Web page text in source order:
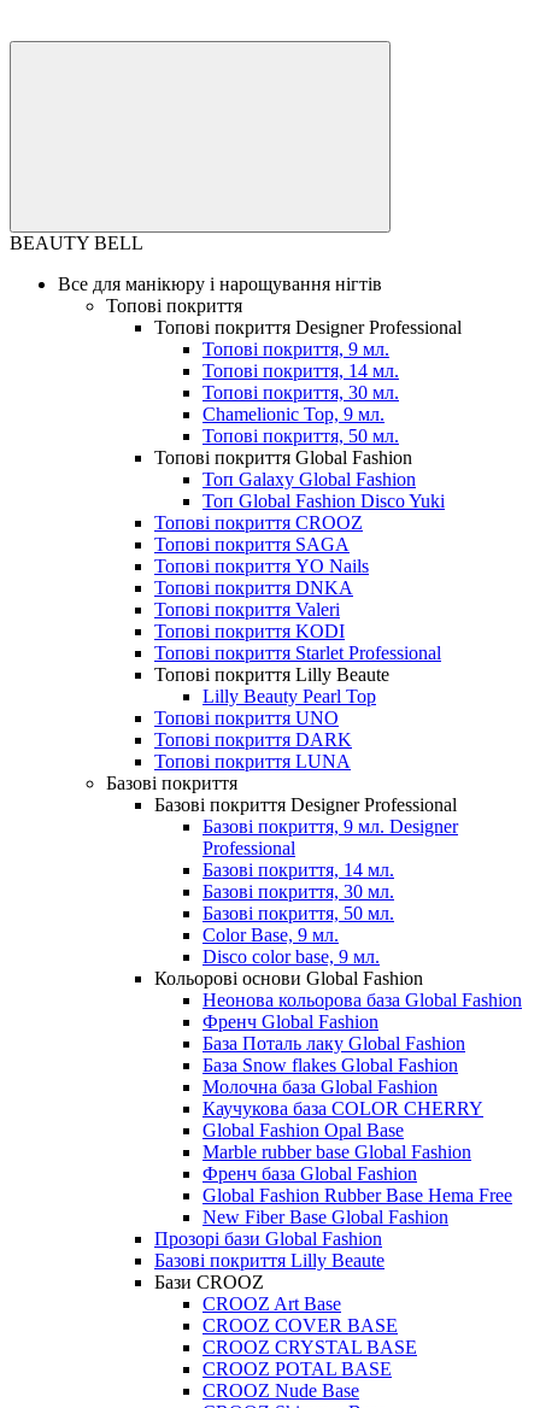
BEAUTY BELL
Все для манікюру і нарощування нігтів
Топові покриття
Топові покриття Designer Professional
Топові покриття, 9 мл.
Топові покриття, 14 мл.
Топові покриття, 30 мл.
Chamelionic Top, 9 мл.
Топові покриття, 50 мл.
Топові покриття Global Fashion
Топ Galaxy Global Fashion
Топ Global Fashion Disco Yuki
Топові покриття CROOZ
Топові покриття SAGA
Топові покриття YO Nails
Топові покриття DNKA
Топові покриття Valeri
Топові покриття KODI
Топові покриття Starlet Professional
Топові покриття Lilly Beaute
Lilly Beauty Pearl Top
Топові покриття UNO
Топові покриття DARK
Топові покриття LUNA
Базові покриття
Базові покриття Designer Professional
Базові покриття, 9 мл. Designer
Professional
Базові покриття, 14 мл.
Базові покриття, 30 мл.
Базові покриття, 50 мл.
Color Base, 9 мл.
Disco color base, 9 мл.
Кольорові основи Global Fashion
Неонова кольорова база Global Fashion
Френч Global Fashion
База Поталь лаку Global Fashion
База Snow flakes Global Fashion
Молочна база Global Fashion
Каучукова база COLOR CHERRY
Global Fashion Opal Base
Marble rubber base Global Fashion
Френч база Global Fashion
Global Fashion Rubber Base Hema Free
New Fiber Base Global Fashion
Прозорі бази Global Fashion
Базові покриття Lilly Beaute
Бази CROOZ
CROOZ Art Base
CROOZ COVER BASE
CROOZ CRYSTAL BASE
CROOZ POTAL BASE
CROOZ Nude Base